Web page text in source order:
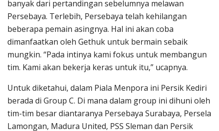
banyak dari pertandingan sebelumnya melawan
Persebaya. Terlebih, Persebaya telah kehilangan
beberapa pemain asingnya. Hal ini akan coba
dimanfaatkan oleh Gethuk untuk bermain sebaik
mungkin. “Pada intinya kami fokus untuk membangun
tim. Kami akan bekerja keras untuk itu,” ucapnya.
Untuk diketahui, dalam Piala Menpora ini Persik Kediri
berada di Group C. Di mana dalam group ini dihuni oleh
tim-tim besar diantaranya Persebaya Surabaya, Persela
Lamongan, Madura United, PSS Sleman dan Persik